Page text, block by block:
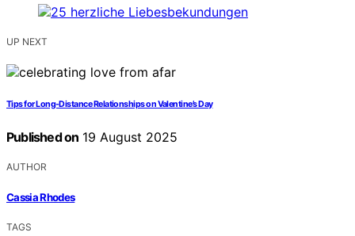
UP NEXT
Tips for Long-Distance Relationships on Valentine’s Day
Published on 19 August 2025
AUTHOR
Cassia Rhodes
TAGS